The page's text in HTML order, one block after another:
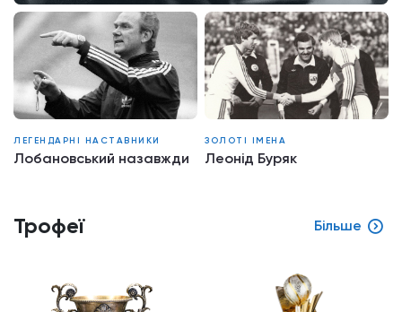
ЛЕГЕНДАРНІ НАСТАВНИКИ
Лобановський назавжди
ЗОЛОТІ ІМЕНА
Леонід Буряк
Трофеї Більше